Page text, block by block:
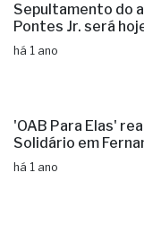
Sepultamento do
Pontes Jr. será
há 1 ano
'OAB Para Elas'
Solidário em
há 1 ano